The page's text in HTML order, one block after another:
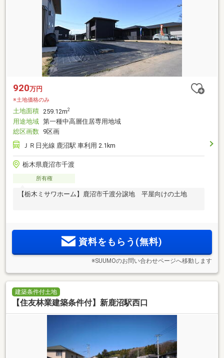
920万円
※土地価格のみ
土地面積 259.12m2
用途地域 第一種中高層住居専用地域
総区画数 9区画
ＪＲ日光線 鹿沼駅 車利用 2.1km
栃木県鹿沼市千渡
所有権
【栃木ミサワホーム】鹿沼市千渡分譲地 平屋向けの土地
資料をもらう(無料)
※SUUMOのお問い合わせページへ移動します
建築条件付土地
【住友林業建築条件付】新鹿沼駅西口